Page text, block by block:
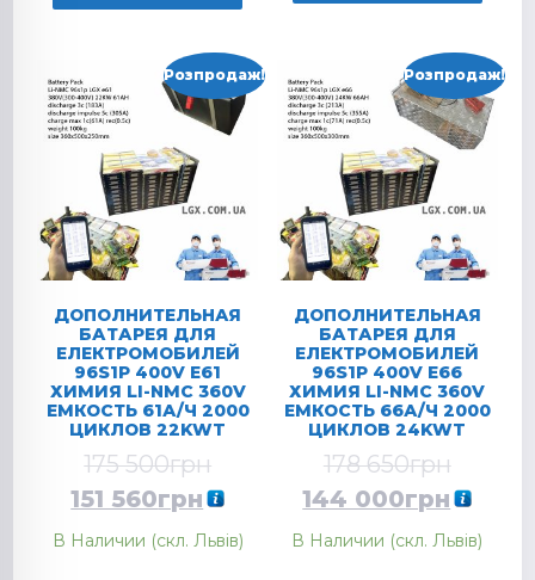
Розпродаж!
ДОПОЛНИТЕЛЬНАЯ
БАТАРЕЯ ДЛЯ
ЕЛЕКТРОМОБИЛЕЙ
96S1P 400V E61
ХИМИЯ LI-NMC 360V
ЕМКОСТЬ 61А/Ч 2000
ЦИКЛОВ 22KWT
175 500грн
151 560грн
В Наличии (скл. Львів)
Розпродаж!
ДОПОЛНИТЕЛЬНАЯ
БАТАРЕЯ ДЛЯ
ЕЛЕКТРОМОБИЛЕЙ
96S1P 400V E66
ХИМИЯ LI-NMC 360V
ЕМКОСТЬ 66А/Ч 2000
ЦИКЛОВ 24KWT
178 650грн
144 000грн
В Наличии (скл. Львів)